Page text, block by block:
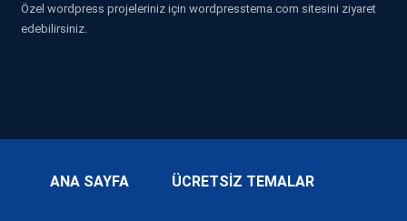
Özel wordpress projeleriniz için wordpresstema.com sitesini ziyaret
edebilirsiniz.
ANA SAYFA ÜCRETSİZ TEMALAR